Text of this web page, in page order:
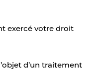
votre droit
d’un traitement